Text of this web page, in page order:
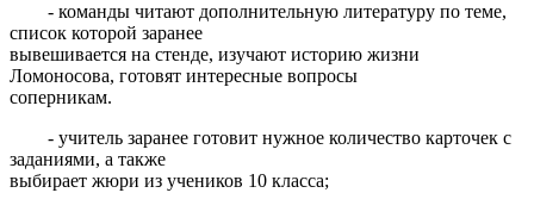
- команды читают дополнительную литературу по теме,
список которой заранее
вывешивается на стенде, изучают историю жизни
Ломоносова, готовят интересные вопросы
соперникам.
- учитель заранее готовит нужное количество карточек с
заданиями, а также
выбирает жюри из учеников 10 класса;